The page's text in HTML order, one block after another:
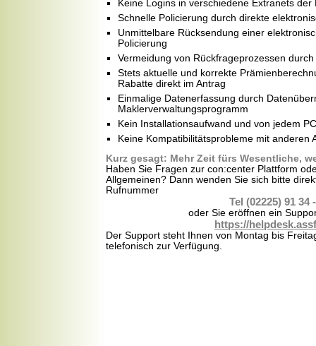
Keine Logins in verschiedene Extranets der
Schnelle Policierung durch direkte
Unmittelbare Rücksendung einer
Policierung
Vermeidung von Rückfrageprozessen
Stets aktuelle und korrekte
Rabatte direkt im Antrag
Einmalige Datenerfassung durch
Maklerverwaltungsprogramm
Kein Installationsaufwand und von jedem
Keine Kompatibilitätsprobleme mit anderen
Kurz gesagt: Mehr Zeit fürs Wesentliche,
Haben Sie Fragen zur con:center Plattform
Allgemeinen? Dann wenden Sie sich bitte
Rufnummer
Tel (02225) 91 34
oder Sie eröffnen ein
https://
Der Support steht Ihnen von Montag bis
telefonisch zur Verfügung.